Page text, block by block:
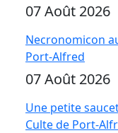
07 Août 2026
Necronomicon
Port-Alfred
07 Août 2026
Une petite
Culte de Port-